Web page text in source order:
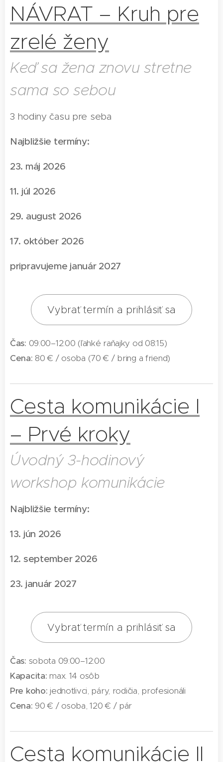
NÁVRAT – Kruh pre
zrelé ženy
Keď sa žena znovu stretne
sama so sebou
3 hodiny času pre seba
Najbližšie termíny:
23. máj 2026
11. júl 2026
29. august 2026
17. október 2026
pripravujeme január 2027
Vybrať termín a prihlásiť sa
Čas: 09:00–12:00 (ľahké raňajky od 08:15)
Cena: 80 € / osoba (70 € / bring a friend)
Cesta komunikácie I
– Prvé kroky
Úvodný 3-hodinový
workshop komunikácie
Najbližšie termíny:
13. jún 2026
12. september 2026
23. január 2027
Vybrať termín a prihlásiť sa
Čas: sobota 09:00–12:00
Kapacita: max. 14 osôb
Pre koho: jednotlivci, páry, rodičia, profesionáli
Cena: 90 € / osoba, 120 € / pár
Cesta komunikácie II